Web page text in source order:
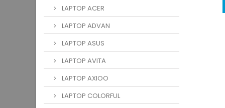
LAPTOP ACER
LAPTOP ADVAN
LAPTOP ASUS
LAPTOP AVITA
LAPTOP AXIOO
LAPTOP COLORFUL